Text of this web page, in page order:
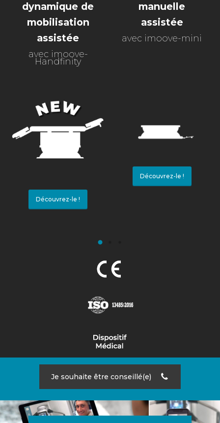
dynamique de
mobilisation
assistée
avec imoove-
Handfinity
Découvrez-le !
manuelle
assistée
avec imoove-mini
Découvrez-le !
Je souhaite être conseillé(e)